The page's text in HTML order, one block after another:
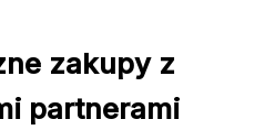
zakupy z
partnerami